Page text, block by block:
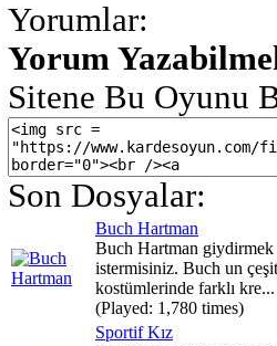
Yorumlar:
Yorum
Sitene Bu Oyunu
Son Dosyalar:
Buch Hartman
Buch Hartman giydirmek
istermisiniz. Buch un
kostümlerinde farklı kre...
(Played: 1,780 times)
Sportif Kız